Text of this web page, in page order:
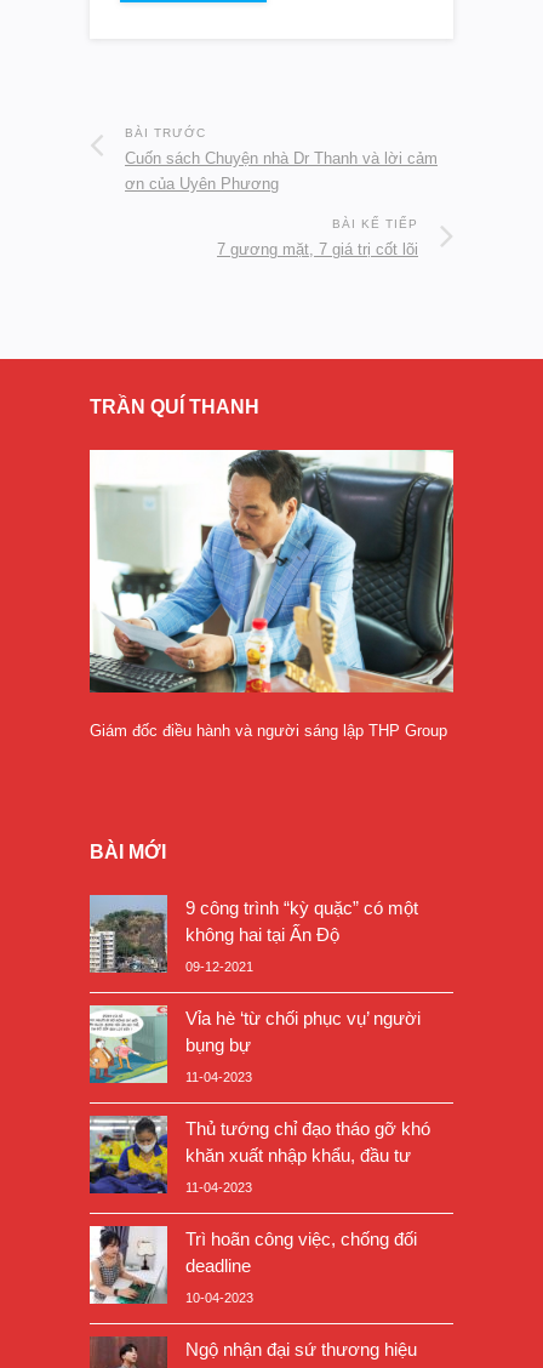
BÀI TRƯỚC
Cuốn sách Chuyện nhà Dr Thanh và lời cảm
ơn của Uyên Phương
BÀI KẾ TIẾP
7 gương mặt, 7 giá trị cốt lõi
TRẦN QUÍ THANH
Giám đốc điều hành và người sáng lập THP Group
BÀI MỚI
9 công trình “kỳ quặc” có một
không hai tại Ấn Độ
09-12-2021
Vỉa hè ‘từ chối phục vụ’ người
bụng bự
11-04-2023
Thủ tướng chỉ đạo tháo gỡ khó
khăn xuất nhập khẩu, đầu tư
11-04-2023
Trì hoãn công việc, chống đối
deadline
10-04-2023
Ngộ nhận đại sứ thương hiệu